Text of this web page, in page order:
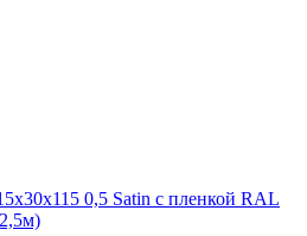
0,5 Satin с пленкой RAL